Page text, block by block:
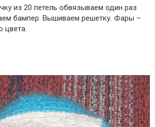
из 20 петель обвязываем один раз
бампер. Вышиваем решетку. Фары –
цвета.